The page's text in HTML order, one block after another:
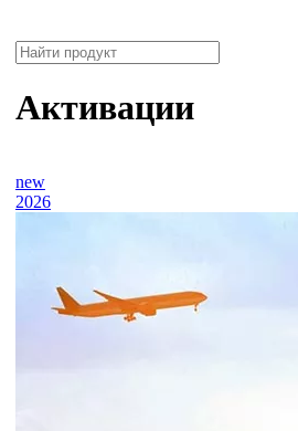
Активации
new
2026